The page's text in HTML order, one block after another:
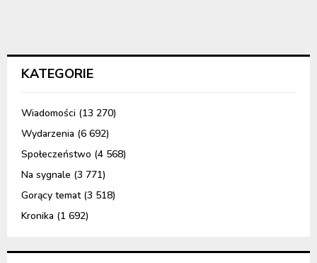
KATEGORIE
Wiadomości (13 270)
Wydarzenia (6 692)
Społeczeństwo (4 568)
Na sygnale (3 771)
Gorący temat(3 518)
Kronika (1 692)